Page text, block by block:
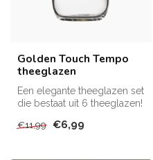
Golden Touch Tempo
theeglazen
Een elegante theeglazen set
die bestaat uit 6 theeglazen!
€11,99 €6,99